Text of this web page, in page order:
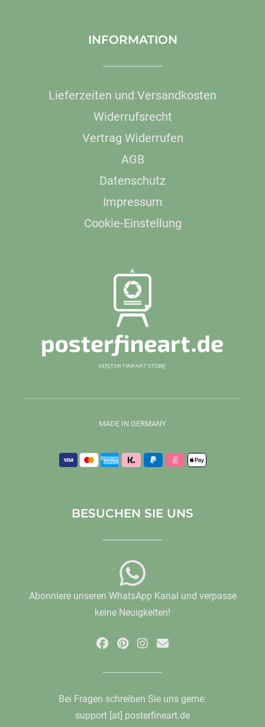
INFORMATION
Lieferzeiten und Versandkosten
Widerrufsrecht
Vertrag Widerrufen
AGB
Datenschutz
Impressum
Cookie-Einstellung
MADE IN GERMANY
BESUCHEN SIE UNS
Abonniere unseren WhatsApp Kanal und verpasse
keine Neuigkeiten!
Bei Fragen schreiben Sie uns gerne:
support [at] posterfineart.de